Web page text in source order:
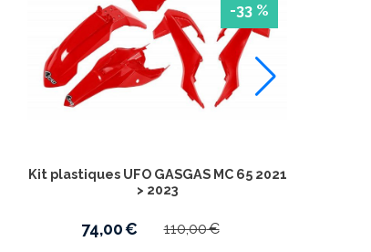
-33 %
Kit plastiques UFO GASGAS MC 65 2021
> 2023
74,00€ 110,00€